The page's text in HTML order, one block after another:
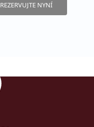
REZERVUJTE NYNÍ